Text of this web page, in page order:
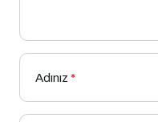
Adınız *